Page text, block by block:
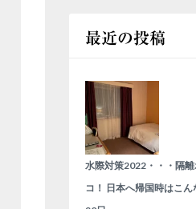
最近の投稿
水際対策2022・・・隔
コ！ 日本へ帰国時はこ